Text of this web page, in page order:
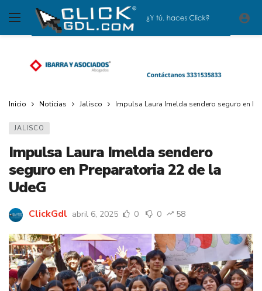
Inicio Noticias Jalisco Impulsa Laura Imelda sendero seguro en
JALISCO
Impulsa Laura Imelda sendero
seguro en Preparatoria 22 de la
UdeG
ClickGdl abril 6, 2025 0 0 58